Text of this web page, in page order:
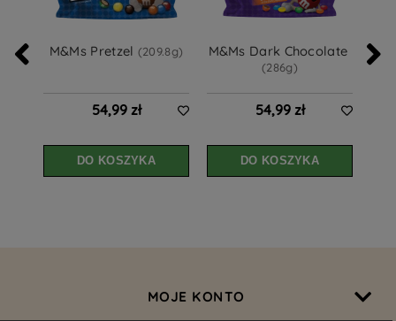
M&Ms Pretzel (209.8g)
54,99 zł
DO KOSZYKA
M&Ms Dark Chocolate
(286g)
54,99 zł
DO KOSZYKA
MOJE KONTO